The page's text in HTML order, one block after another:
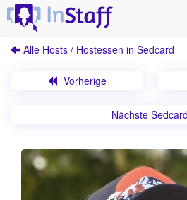
Alle Hosts / Hostessen in Sedcard
Vorherige
Nächste Sedcard